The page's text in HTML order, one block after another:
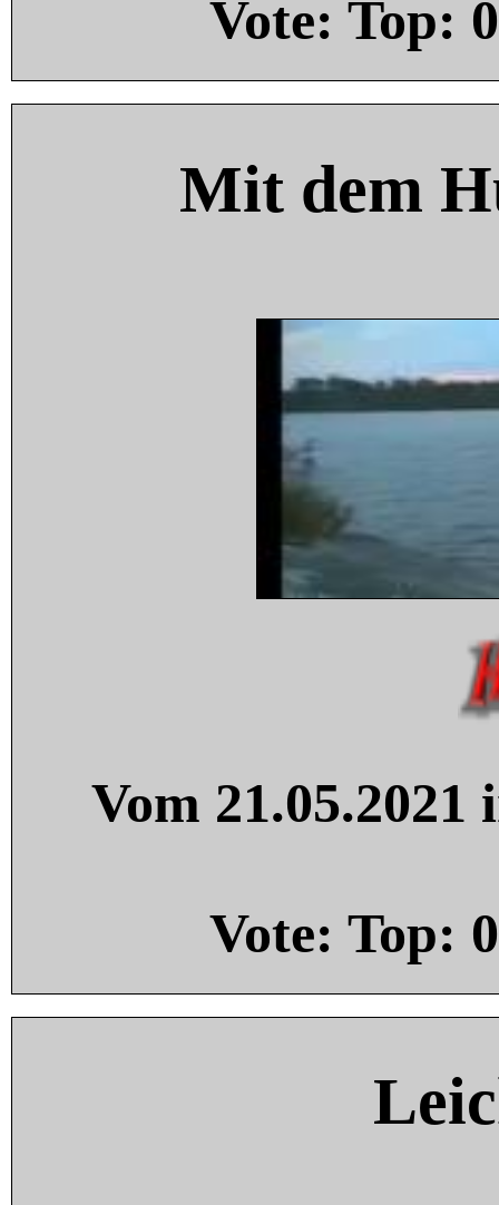
Vote: Top: 0
Mit dem
Vom
Vote: Top: 0